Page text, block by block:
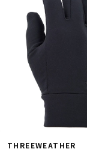
THREEWEATHER